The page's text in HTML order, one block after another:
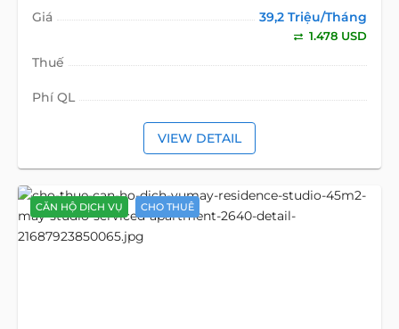
Giá
39,2 Triệu/Tháng
1.478 USD
Thuế
Phí QL
VIEW DETAIL
CĂN HỘ DỊCH VỤ CHO THUÊ